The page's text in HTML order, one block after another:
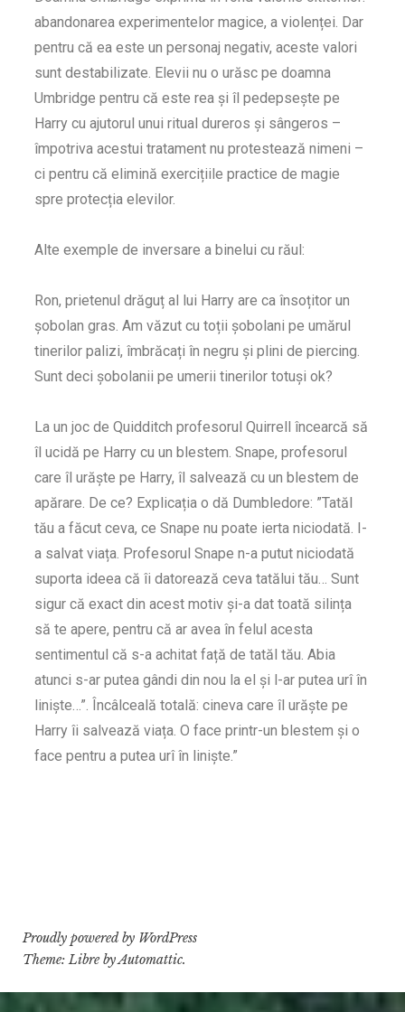
abandonarea experimentelor magice, a violenței. Dar
pentru că ea este un personaj negativ, aceste valori
sunt destabilizate. Elevii nu o urăsc pe doamna
Umbridge pentru că este rea și îl pedepsește pe
Harry cu ajutorul unui ritual dureros și sângeros –
împotriva acestui tratament nu protestează nimeni –
ci pentru că elimină exercițiile practice de magie
spre protecția elevilor.
Alte exemple de inversare a binelui cu răul:
Ron, prietenul drăguț al lui Harry are ca însoțitor un
șobolan gras. Am văzut cu toții șobolani pe umărul
tinerilor palizi, îmbrăcați în negru și plini de piercing.
Sunt deci șobolanii pe umerii tinerilor totuși ok?
La un joc de Quidditch profesorul Quirrell încearcă să
îl ucidă pe Harry cu un blestem. Snape, profesorul
care îl urăște pe Harry, îl salvează cu un blestem de
apărare. De ce? Explicația o dă Dumbledore: ”Tatăl
tău a făcut ceva, ce Snape nu poate ierta niciodată. I-
a salvat viața. Profesorul Snape n-a putut niciodată
suporta ideea că îi datorează ceva tatălui tău… Sunt
sigur că exact din acest motiv și-a dat toată silința
să te apere, pentru că ar avea în felul acesta
sentimentul că s-a achitat față de tatăl tău. Abia
atunci s-ar putea gândi din nou la el și l-ar putea urî în
liniște…”. Încâlceală totală: cineva care îl urăște pe
Harry îi salvează viața. O face printr-un blestem și o
face pentru a putea urî în liniște.”
Proudly powered by WordPress
Theme: Libre byAutomattic.